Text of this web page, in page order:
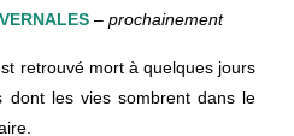
– prochainement
retrouvé mort à quelques jours
dont les vies sombrent dans le